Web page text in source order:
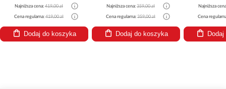
Najniższa cena: 419,00 zł
Cena regularna: 419,00 zł
Dodaj do koszyka
Najniższa cena: 359,00 zł
Cena regularna: 359,00 zł
Dodaj do koszyka
Najniższa
Cena